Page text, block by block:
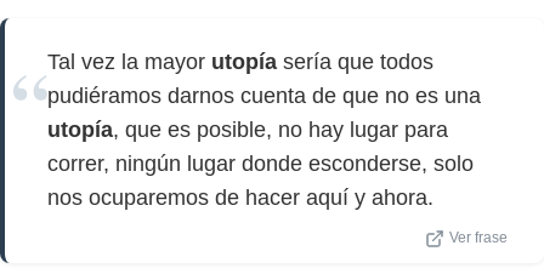
Tal vez la mayor utopía sería que todos
pudiéramos darnos cuenta de que no es una
utopía, que es posible, no hay lugar para
correr, ningún lugar donde esconderse, solo
nos ocuparemos de hacer aquí y ahora.
Ver frase